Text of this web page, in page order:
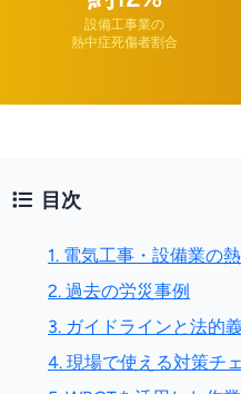
設備工事業の
熱中症死傷者割合
目次
1. 電気工事・設備業の
2. 過去の労災事例
3. ガイドラインと法的
4. 現場で使える対策チ